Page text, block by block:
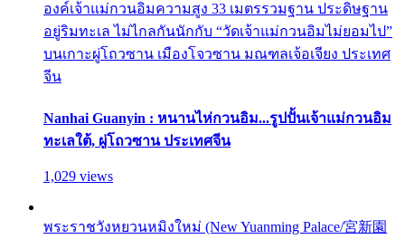
องค์เจ้าแม่กวนอิมความสูง 33 เมตรรวมฐาน ประดิษฐาน
อยู่ริมทะเล ไม่ไกลกันนักกับ “วัดเจ้าแม่กวนอิมไม่ยอมไป”
บนเกาะผู่โถวซาน เมืองโจวซาน มณฑลเจ้อเจียง ประเทศ
จีน
Nanhai Guanyin : หนานไห่กวนอิม...รูปปั้นเจ้าแม่กวนอิม
ทะเลใต้, ผู่โถวซาน ประเทศจีน
1,029 views
พระราชวังหยวนหมิงใหม่ (New Yuanming Palace/宮新園